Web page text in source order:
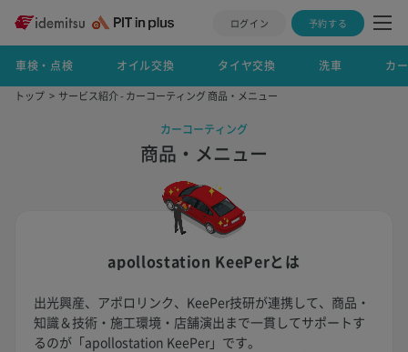
ログイン 予約する
車検・点検 オイル交換 タイヤ交換 洗車 カ
トップ サービス紹介 - カーコーティング 商品・メニュー
カーコーティング
商品・メニュー
apollostation KeePerとは
出光興産、アポロリンク、KeePer技研が連携して、商品・
知識＆技術・施工環境・店舗演出まで一貫してサポートす
るのが「apollostation KeePer」です。